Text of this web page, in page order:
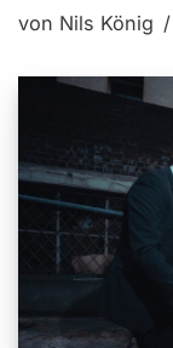
von Nils König